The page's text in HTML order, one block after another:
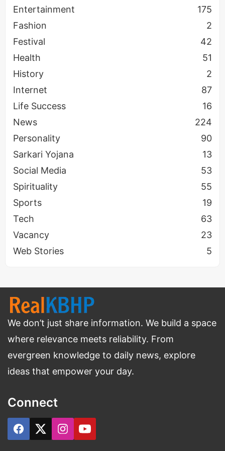
Apple
Papaya
Entertainment
175
Fashion
2
Festival
42
Health
51
History
2
Internet
87
Life Success
16
News
224
Personality
90
Sarkari Yojana
13
Social Media
53
Spirituality
55
Sports
19
Tech
63
Vacancy
23
Web Stories
5
We don’t just share information. We build a space
where relevance meets reliability. From
evergreen knowledge to daily news, explore
ideas that empower your day.
Connect